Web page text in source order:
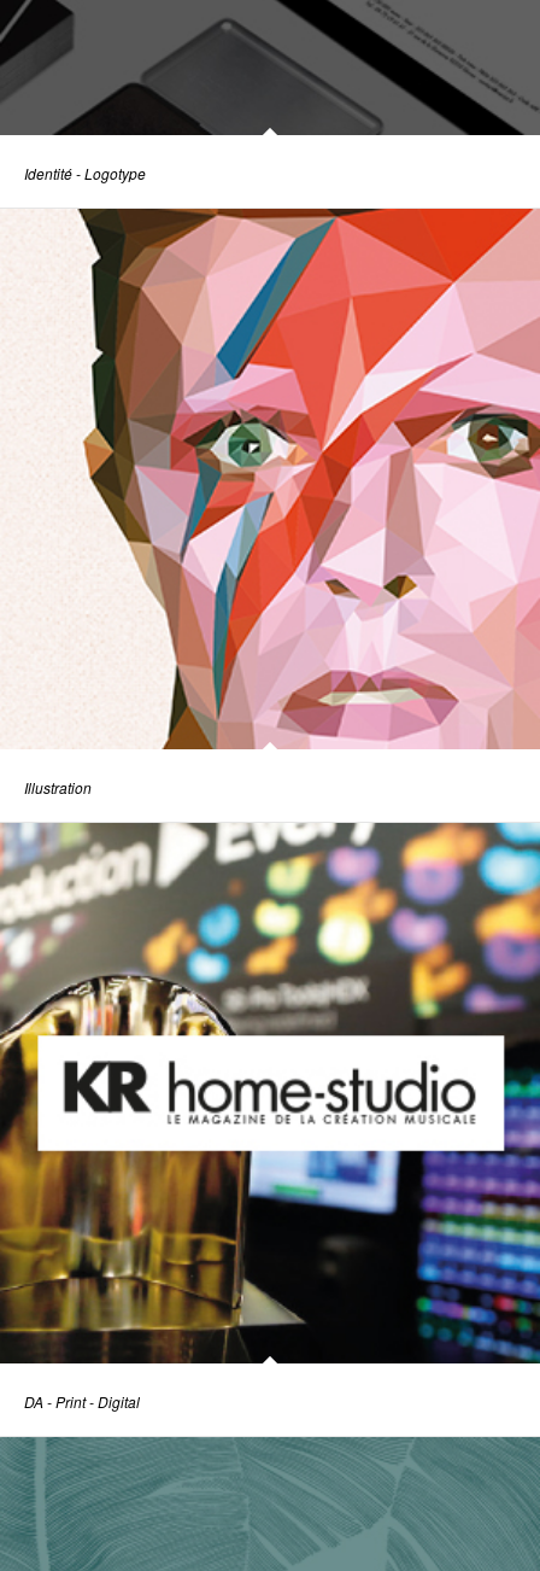
Identité - Logotype
Illustration
DA - Print - Digital